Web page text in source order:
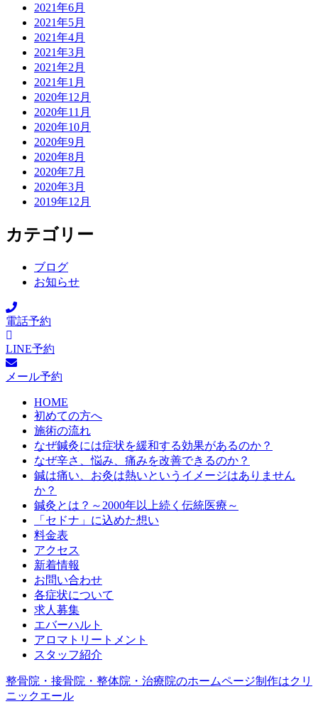
2021年6月
2021年5月
2021年4月
2021年3月
2021年2月
2021年1月
2020年12月
2020年11月
2020年10月
2020年9月
2020年8月
2020年7月
2020年3月
2019年12月
カテゴリー
ブログ
お知らせ
電話予約
LINE予約
メール予約
HOME
初めての方へ
施術の流れ
なぜ鍼灸には症状を緩和する効果があるのか？
なぜ辛さ、悩み、痛みを改善できるのか？
鍼は痛い、お灸は熱いというイメージはありません
か？
鍼灸とは？～2000年以上続く伝統医療～
「セドナ」に込めた想い
料金表
アクセス
新着情報
お問い合わせ
各症状について
求人募集
エバーハルト
アロマトリートメント
スタッフ紹介
整骨院・接骨院・整体院・治療院のホームページ制作はクリ
ニックエール